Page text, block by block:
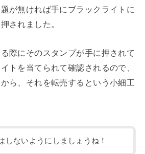
が無ければ手にブラックライトに
されました。
際にそのスタンプが手に押されて
トを当てられて確認されるので、
ら、それを転売するという小細工
しないようにしましょうね！